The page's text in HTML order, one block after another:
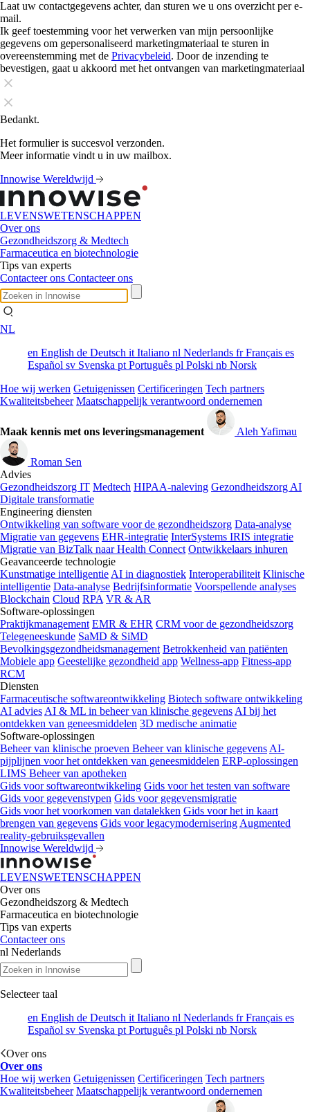
Laat uw contactgegevens achter, dan sturen we u ons overzicht per e-
mail.
Ik geef toestemming voor het verwerken van mijn persoonlijke
gegevens om gepersonaliseerd marketingmateriaal te sturen in
overeenstemming met de Privacybeleid. Door de inzending te
bevestigen, gaat u akkoord met het ontvangen van marketingmateriaal
Bedankt.
Het formulier is succesvol verzonden.
Meer informatie vindt u in uw mailbox.
Innowise Wereldwijd
LEVENSWETENSCHAPPEN
Over ons
Gezondheidszorg & Medtech
Farmaceutica en biotechnologie
Tips van experts
Contacteer ons Contacteer ons
NL
en English de Deutsch it Italiano nl Nederlands frFrançais es
Español sv Svenska pt Português pl Polski nb Norsk
Hoe wij werken Getuigenissen Certificeringen Tech partners
Kwaliteitsbeheer Maatschappelijk verantwoord ondernemen
Maak kennis met ons leveringsmanagement Aleh Yafimau
Roman Sen
Advies
Gezondheidszorg IT Medtech HIPAA-naleving Gezondheidszorg AI
Digitale transformatie
Engineering diensten
Ontwikkeling van software voor de gezondheidszorg Data-analyse
Migratie van gegevens EHR-integratie InterSystems IRIS integratie
Migratie van BizTalk naar Health Connect Ontwikkelaars inhuren
Geavanceerde technologie
Kunstmatige intelligentie AI in diagnostiek Interoperabiliteit Klinische
intelligentie Data-analyse Bedrijfsinformatie Voorspellende analyses
Blockchain Cloud RPA VR & AR
Software-oplossingen
Praktijkmanagement EMR & EHR CRM voor de gezondheidszorg
Telegeneeskunde SaMD & SiMD
Bevolkingsgezondheidsmanagement Betrokkenheid van patiënten
Mobiele app Geestelijke gezondheid app Wellness-app Fitness-app
RCM
Diensten
Farmaceutische softwareontwikkeling Biotech software ontwikkeling
AI advies AI & ML in beheer van klinische gegevens AI bij het
ontdekken van geneesmiddelen 3D medische animatie
Software-oplossingen
Beheer van klinische proeven Beheer van klinische gegevens AI-
pijplijnen voor het ontdekken van geneesmiddelen ERP-oplossingen
LIMS Beheer van apotheken
Gids voor softwareontwikkeling Gids voor het testen van software
Gids voor gegevenstypen Gids voor gegevensmigratie
Gids voor het voorkomen van datalekken Gids voor het in kaart
brengen van gegevens Gids voor legacymodernisering Augmented
reality-gebruiksgevallen
Innowise Wereldwijd
LEVENSWETENSCHAPPEN
Over ons
Gezondheidszorg & Medtech
Farmaceutica en biotechnologie
Tips van experts
Contacteer ons
nl Nederlands
Selecteer taal
en English de Deutsch it Italiano nl Nederlands frFrançais es
Español sv Svenska pt Português pl Polski nb Norsk
Over ons
Over ons
Hoe wij werken Getuigenissen Certificeringen Tech partners
Kwaliteitsbeheer Maatschappelijk verantwoord ondernemen